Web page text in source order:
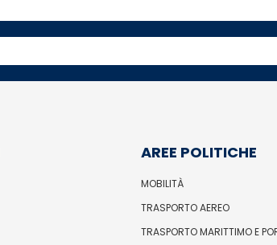
AREE POLITICHE
MOBILITÀ
TRASPORTO AEREO
TRASPORTO MARITTIMO E